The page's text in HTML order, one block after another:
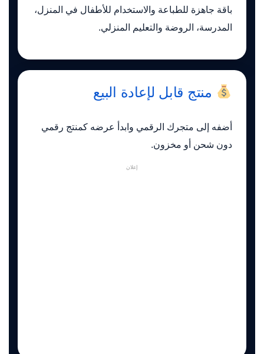
باقة جاهزة للطباعة والاستخدام للأطفال في المنزل،
المدرسة، الروضة والتعليم المنزلي.
منتج قابل لإعادة البيع
أضفه إلى متجرك الرقمي وابدأ عرضه كمنتج رقمي
دون شحن أو مخزون.
إعلان